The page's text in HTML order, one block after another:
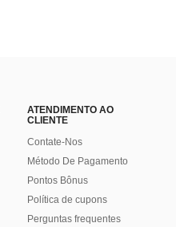
ATENDIMENTO AO
CLIENTE
Contate-Nos
Método De Pagamento
Pontos Bônus
Política de cupons
Perguntas frequentes